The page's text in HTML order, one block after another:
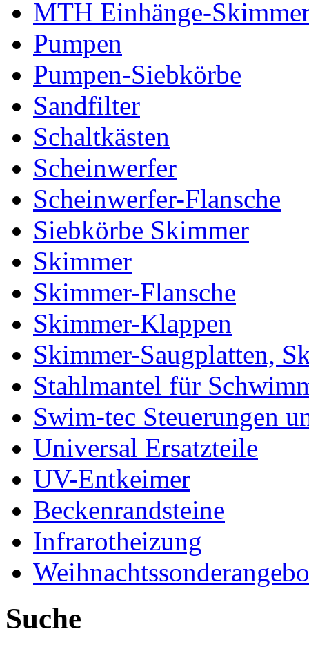
MTH Einhänge-
Pumpen
Pumpen-Siebkörbe
Sandfilter
Schaltkästen
Scheinwerfer
Scheinwerfer-Flansche
Siebkörbe Skimmer
Skimmer
Skimmer-Flansche
Skimmer-Klappen
Skimmer-Saugplatten,
Stahlmantel für
Swim-tec Steuerungen
Universal Ersatzteile
UV-Entkeimer
Beckenrandsteine
Infrarotheizung
Suche